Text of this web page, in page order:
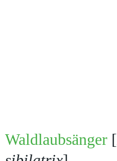
Waldlaubsänger [